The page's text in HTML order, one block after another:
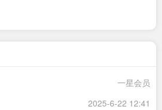
一星会员
2025-6-22 12:41